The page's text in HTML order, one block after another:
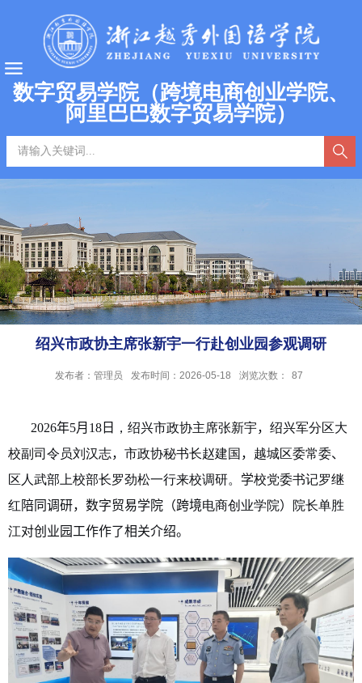
数字贸易学院（跨境电商创业学院、
阿里巴巴数字贸易学院）
绍兴市政协主席张新宇一行赴创业园参观调研
发布者：管理员 发布时间：2026-05-18 浏览次数： 87
2026年5月 18 日 ，绍兴市政协主席张新宇， 绍兴军分区大
校副司令员刘汉志， 市政协秘书长赵建国 ， 越城区委常委、
区人武部上校部长罗劲松一行来校调研。 学校党委书记罗继
红 陪同调研，数字贸易学院（跨境电商创业学院）
院长单胜
江对创业园工作作了相关介绍。